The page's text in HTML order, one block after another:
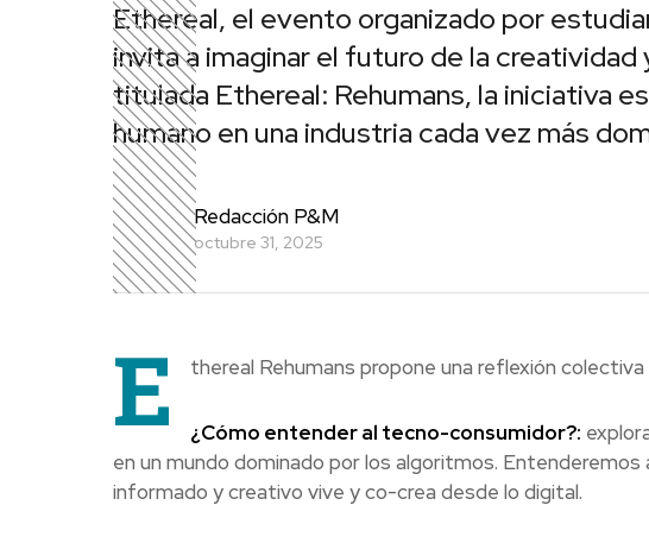
Ethereal, el evento organizado por
invita a imaginar el futuro de la
titulada Ethereal: Rehumans, la iniciativa
humano en una industria cada vez más
Redacción P&M
octubre 31, 2025
E thereal Rehumans propone una reflexión
¿Cómo entender al tecno-consumidor?:
en un mundo dominado por los algoritmos.
informado y creativo vive y co-crea desde lo digital.